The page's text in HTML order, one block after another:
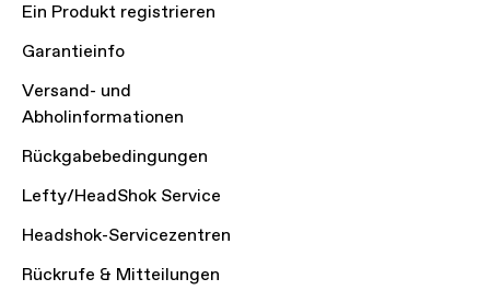
Ein Produkt registrieren
Garantieinfo
Versand- und
Abholinformationen
Rückgabebedingungen
Lefty/HeadShok Service
Headshok-Servicezentren
Rückrufe & Mitteilungen